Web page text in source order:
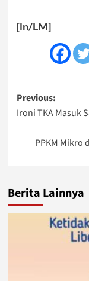
[ln/LM]
Post
Previous:
Ironi TKA Masuk
PPKM Mikro
Berita Lainnya